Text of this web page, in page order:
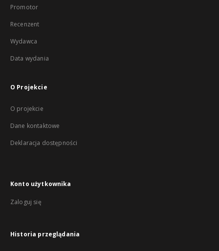
Promotor
Recenzent
Wydawca
Data wydania
O Projekcie
O projekcie
Dane kontaktowe
Deklaracja dostępności
Konto użytkownika
Zaloguj się
Historia przeglądania